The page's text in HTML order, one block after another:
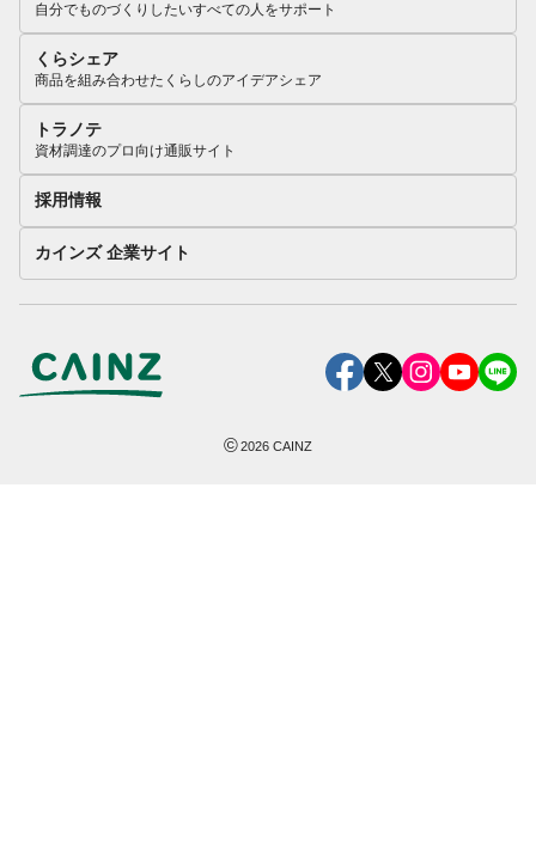
自分でものづくりしたいすべての人をサポート
くらシェア
商品を組み合わせたくらしのアイデアシェア
トラノテ
資材調達のプロ向け通販サイト
採用情報
カインズ 企業サイト
©2026 CAINZ